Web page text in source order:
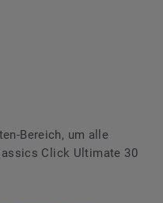
Bereich, um alle
Click Ultimate 30